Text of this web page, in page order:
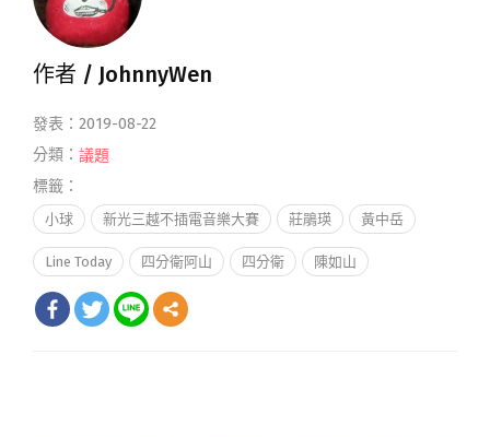
作者 / JohnnyWen
發表：2019-08-22
分類： 議題
標籤：
小球 新光三越不插電音樂大賽 莊鵑瑛 黃中岳
Line Today 四分衛阿山 四分衛 陳如山